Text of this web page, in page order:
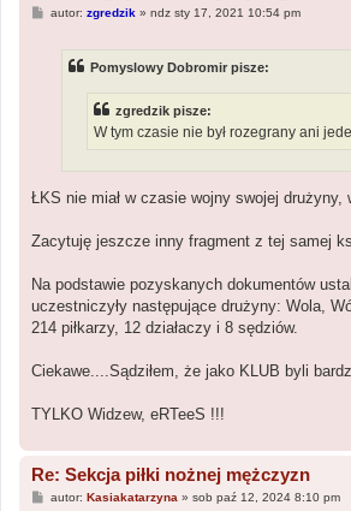
Pautor: zgredzik» ndz sty 17, 2021 10:54 pm
Pomyslowy Dobromir pisze:
zgredzik pisze:
W tym czasie nie był rozegrany ani
ŁKS nie miał w czasie wojny swojej
Zacytuję jeszcze inny fragment z tej samej
Na podstawie pozyskanych dokumentów
uczestniczyły następujące drużyny: Wola,
214 piłkarzy, 12 działaczy i 8 sędziów.
Ciekawe....Sądziłem, że jako KLUB byli
TYLKO Widzew, eRTeeS !!!
Re: Sekcja piłki nożnej mężczyzn
Pautor: Kasiakatarzyna » sob paź 12, 2024 8:10 pm